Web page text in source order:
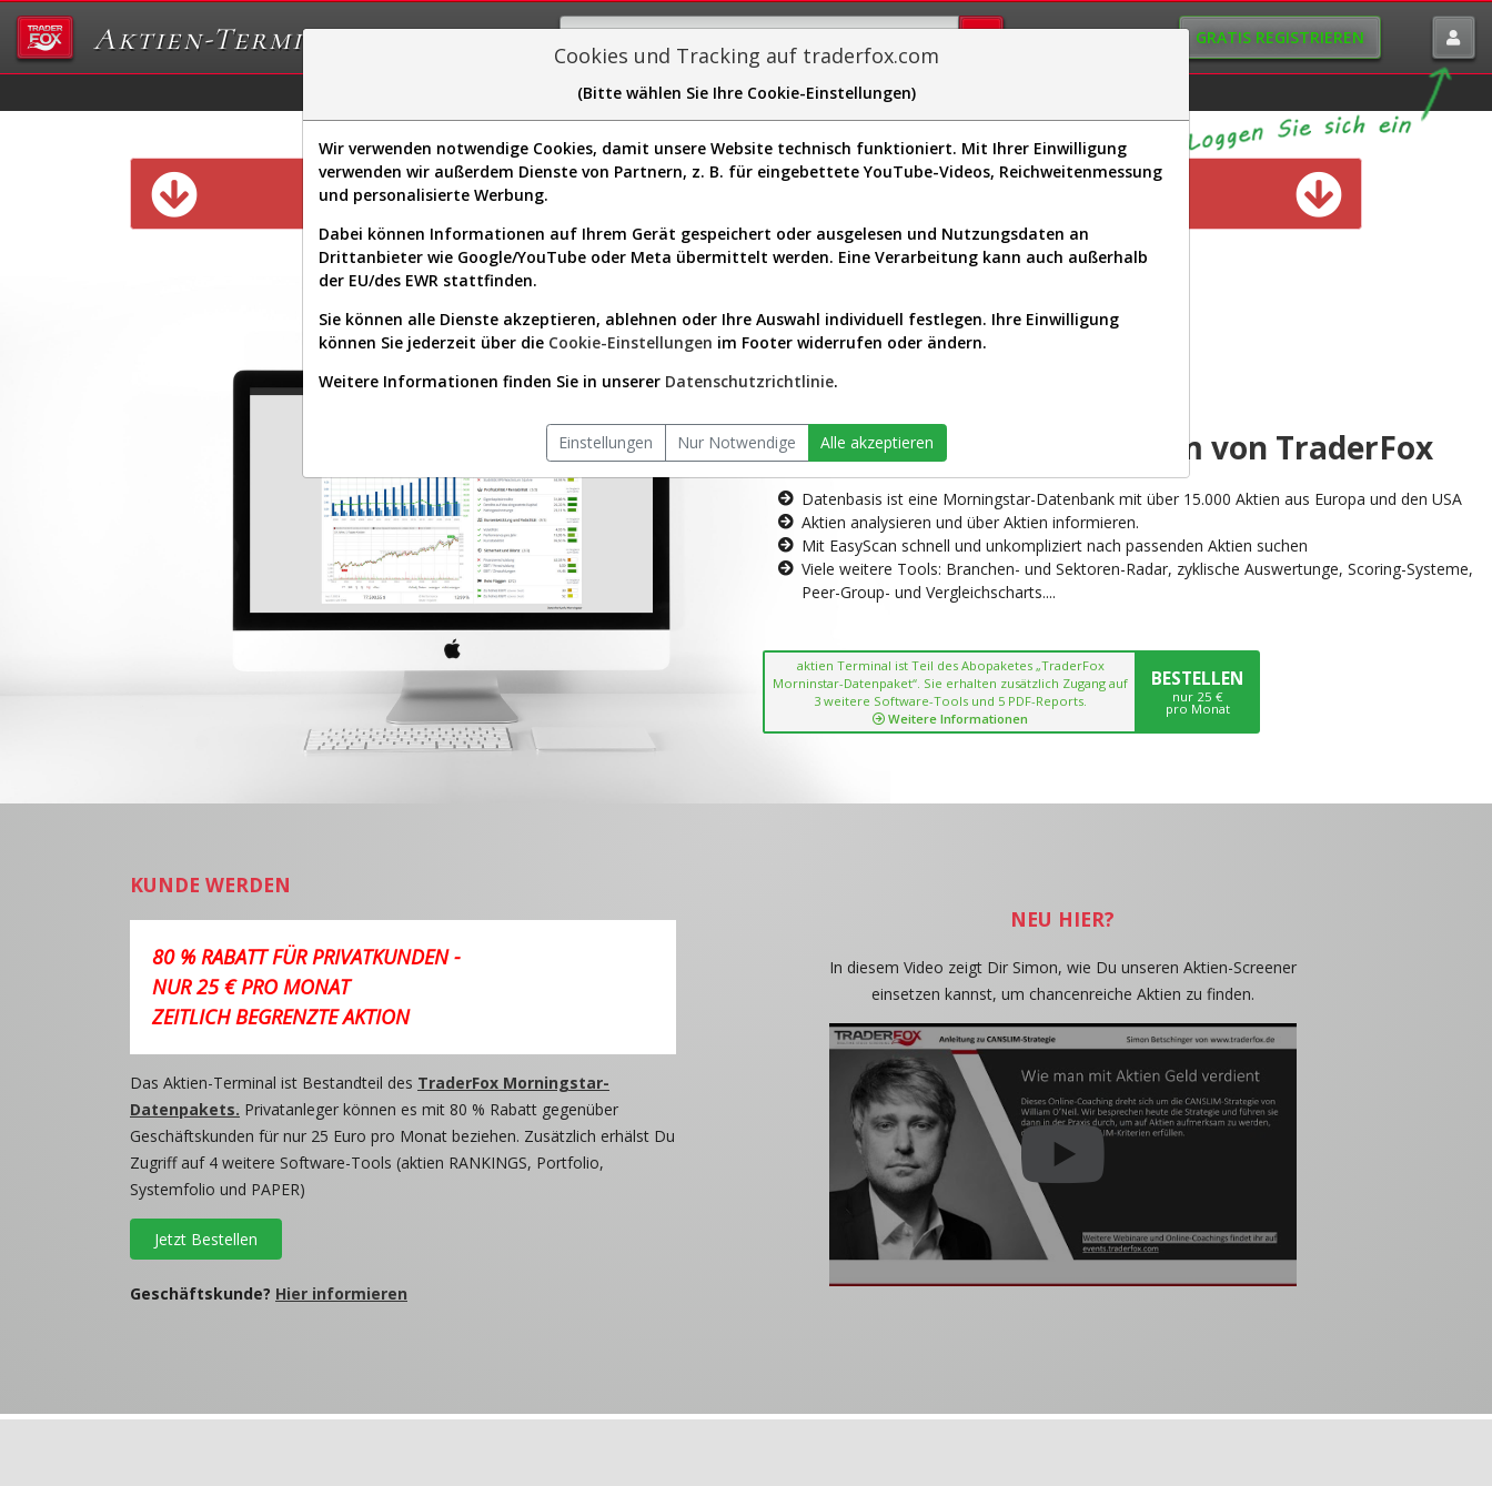
Aktien-Terminal GRATIS REGISTRIEREN
Sector-Spider Easy-Scan Visualizations
Diese Funktion ist nur für Premium-Kunden verfügbar
AKTIEN-TERMINAL
Die Aktienanalyse-Plattform von TraderFox
Datenbasis ist eine Morningstar-Datenbank mit über 15.000 Aktien aus Europa und den USA
Aktien analysieren und über Aktien informieren.
Mit EasyScan schnell und unkompliziert nach passenden Aktien suchen
Viele weitere Tools: Branchen- und Sektoren-Radar, zyklische Auswertunge, Scoring-Systeme,
Peer-Group- und Vergleichscharts....
aktien Terminal ist Teil des Abopaketes „TraderFox
Morninstar-Datenpaket“. Sie erhalten zusätzlich Zugang auf
3 weitere Software-Tools und 5 PDF-Reports.
Weitere Informationen
BESTELLEN
nur 25 €
pro Monat
KUNDE WERDEN
80 % RABATT FÜR PRIVATKUNDEN -
NUR 25 € PRO MONAT
ZEITLICH BEGRENZTE AKTION
Das Aktien-Terminal ist Bestandteil des TraderFox Morningstar-
Datenpakets. Privatanleger können es mit 80 % Rabatt gegenüber
Geschäftskunden für nur 25 Euro pro Monat beziehen. Zusätzlich erhälst Du
Zugriff auf 4 weitere Software-Tools (aktien RANKINGS, Portfolio,
Systemfolio und PAPER)
Jetzt Bestellen
Geschäftskunde? Hier informieren
NEU HIER?
In diesem Video zeigt Dir Simon, wie Du unseren Aktien-Screener
einsetzen kannst, um chancenreiche Aktien zu finden.
Cookies und Tracking auf traderfox.com
(Bitte wählen Sie Ihre Cookie-Einstellungen)
Wir verwenden notwendige Cookies, damit unsere Website technisch funktioniert. Mit Ihrer Einwilligung
verwenden wir außerdem Dienste von Partnern, z. B. für eingebettete YouTube-Videos, Reichweitenmessung
und personalisierte Werbung.
Dabei können Informationen auf Ihrem Gerät gespeichert oder ausgelesen und Nutzungsdaten an
Drittanbieter wie Google/YouTube oder Meta übermittelt werden. Eine Verarbeitung kann auch außerhalb
der EU/des EWR stattfinden.
Sie können alle Dienste akzeptieren, ablehnen oder Ihre Auswahl individuell festlegen. Ihre Einwilligung
können Sie jederzeit über die Cookie-Einstellungen im Footer widerrufen oder ändern.
Weitere Informationen finden Sie in unserer Datenschutzrichtlinie.
Einstellungen Nur Notwendige Alle akzeptieren